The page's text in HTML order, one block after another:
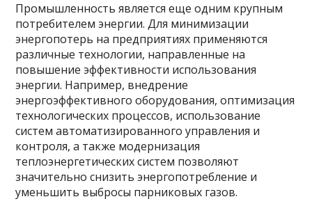
Промышленность является еще одним крупным
потребителем энергии. Для минимизации
энергопотерь на предприятиях применяются
различные технологии, направленные на
повышение эффективности использования
энергии. Например, внедрение
энергоэффективного оборудования, оптимизация
технологических процессов, использование
систем автоматизированного управления и
контроля, а также модернизация
теплоэнергетических систем позволяют
значительно снизить энергопотребление и
уменьшить выбросы парниковых газов.